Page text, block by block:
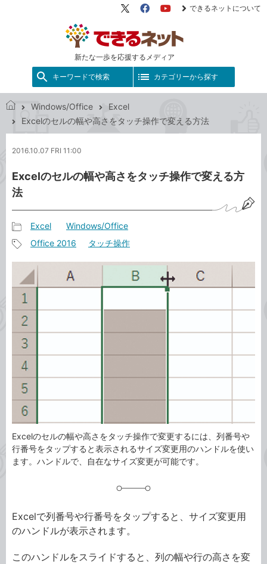
新たな一歩を応援するメディア
X（旧
FacebookYouTube
できるネットについて
キーワードで検索 カテゴリーから探す
で
ネ
ト
Windows/Office
Excel
Excelのセルの幅や高さをタッチ操作で変える方法
2016.10.07 FRI 11:00
Excelのセルの幅や高さをタッチ操作で変える方
法
事
カ
テ
ゴ
リ
Excel Windows/Office
タ
グ
Office 2016 タッチ操作
Excelのセルの幅や高さをタッチ操作で変更するには、列番号や
行番号をタップすると表示されるサイズ変更用のハンドルを使い
ます。ハンドルで、自在なサイズ変更が可能です。
Excelで列番号や行番号をタップすると、サイズ変更用
のハンドルが表示されます。
このハンドルをスライドすると、列の幅や行の高さを変